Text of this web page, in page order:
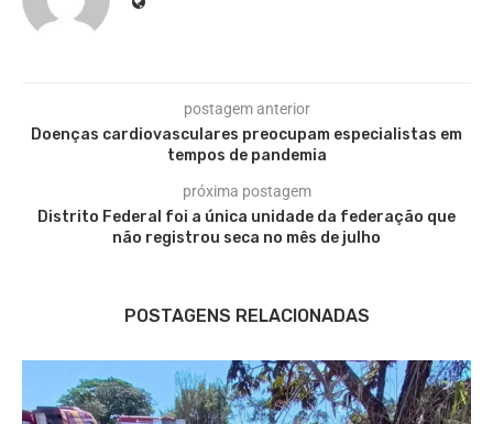
postagem anterior
Doenças cardiovasculares preocupam especialistas em
tempos de pandemia
próxima postagem
Distrito Federal foi a única unidade da federação que
não registrou seca no mês de julho
POSTAGENS RELACIONADAS